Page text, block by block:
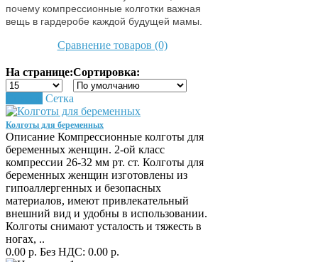
почему компрессионные колготки важная
вещь в гардеробе каждой будущей мамы.
Сравнение товаров (0)
На странице:Сортировка:
Сетка
Колготы для беременных
Описание Компрессионные колготы для
беременных женщин. 2-ой класс
компрессии 26-32 мм рт. ст. Колготы для
беременных женщин изготовлены из
гипоаллергенных и безопасных
материалов, имеют привлекательный
внешний вид и удобны в использовании.
Колготы снимают усталость и тяжесть в
ногах, ..
0.00 р. Без НДС: 0.00 р.